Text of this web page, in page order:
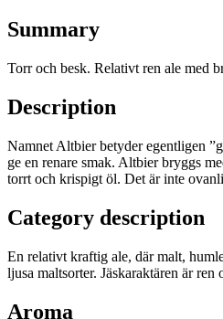
Summary
Torr och besk. Relativt ren ale med
Description
Namnet Altbier betyder egentligen
ge en renare smak. Altbier bryggs
torrt och krispigt öl. Det är inte
Category description
En relativt kraftig ale, där malt,
ljusa maltsorter. Jäskaraktären är
Aroma